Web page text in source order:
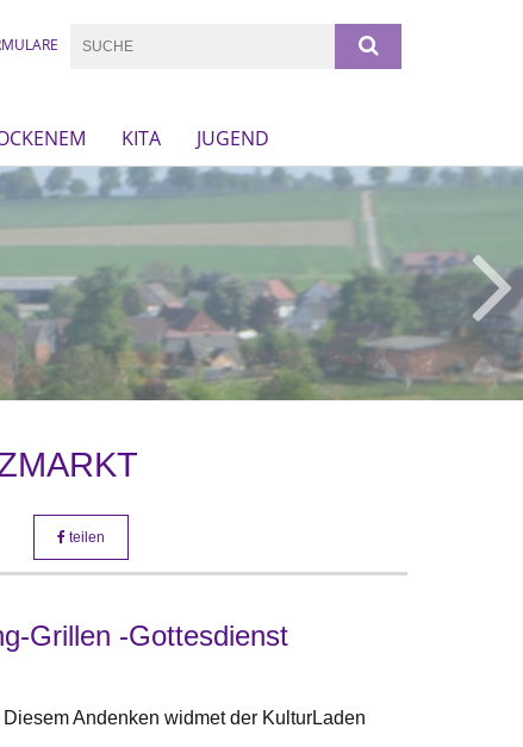
KITA JUGEND
teilen
Grillen -Gottesdienst
Andenken widmet der KulturLaden